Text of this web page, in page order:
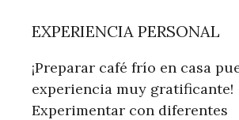
EXPERIENCIA PERSONAL
¡Preparar café frío en casa
experiencia muy gratificante!
Experimentar con diferentes